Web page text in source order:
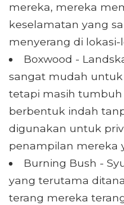
mereka, mereka
keselamatan yang
menyerang di
Boxwood -
sangat mudah
tetapi masih
berbentuk indah
digunakan untuk
penampilan mereka
Burning Bush -
yang terutama
terang mereka